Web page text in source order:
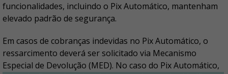
funcionalidades, incluindo o Pix Automático, mantenham
elevado padrão de segurança.
Em casos de cobranças indevidas no Pix Automático, o
ressarcimento deverá ser solicitado via Mecanismo
Especial de Devolução (MED). No caso do Pix Automático,